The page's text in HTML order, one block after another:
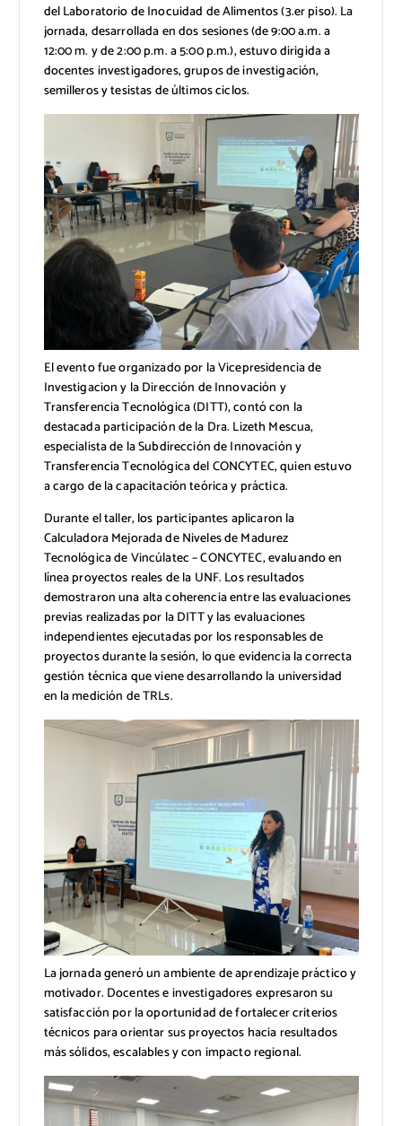
del Laboratorio de Inocuidad de Alimentos (3.er piso). La
jornada, desarrollada en dos sesiones (de 9:00 a.m. a
12:00 m. y de 2:00 p.m. a 5:00 p.m.), estuvo dirigida a
docentes investigadores, grupos de investigación,
semilleros y tesistas de últimos ciclos.
El evento fue organizado por la Vicepresidencia de
Investigacion y la Dirección de Innovación y
Transferencia Tecnológica (DITT), contó con la
destacada participación de la Dra. Lizeth Mescua,
especialista de la Subdirección de Innovación y
Transferencia Tecnológica del CONCYTEC, quien estuvo
a cargo de la capacitación teórica y práctica.
Durante el taller, los participantes aplicaron la
Calculadora Mejorada de Niveles de Madurez
Tecnológica de Vincúlatec – CONCYTEC, evaluando en
línea proyectos reales de la UNF. Los resultados
demostraron una alta coherencia entre las evaluaciones
previas realizadas por la DITT y las evaluaciones
independientes ejecutadas por los responsables de
proyectos durante la sesión, lo que evidencia la correcta
gestión técnica que viene desarrollando la universidad
en la medición de TRLs.
La jornada generó un ambiente de aprendizaje práctico y
motivador. Docentes e investigadores expresaron su
satisfacción por la oportunidad de fortalecer criterios
técnicos para orientar sus proyectos hacia resultados
más sólidos, escalables y con impacto regional.